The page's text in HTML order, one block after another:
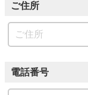
ご住所
電話番号